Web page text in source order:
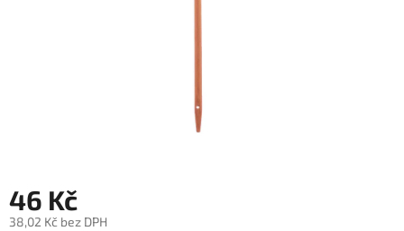
46 Kč
38,02 Kč bez DPH